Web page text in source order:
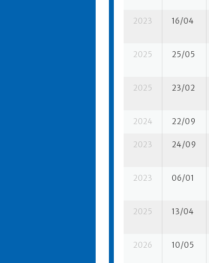
2023 16/04
2025 25/05
2025 23/02
2024 22/09
2023 24/09
2023 06/01
2025 13/04
2026 10/05